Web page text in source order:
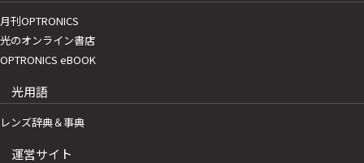
月刊OPTRONICS
光のオンライン書店
OPTRONICS eBOOK
光用語
レンズ辞典＆事典
運営サイト